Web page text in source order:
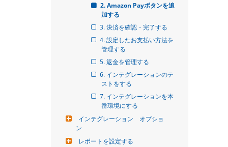
2. Amazon Payボタンを追
加する
3. 決済を確認・完了する
4. 設定したお支払い方法を
管理する
5. 返金を管理する
6. インテグレーションのテ
ストをする
7. インテグレーションを本
番環境にする
インテグレーション　オプショ
ン
レポートを設定する